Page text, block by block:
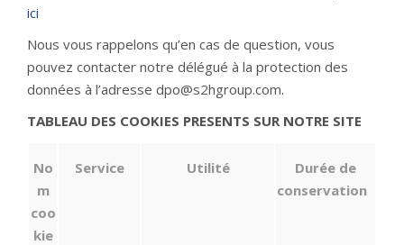
ici
Nous vous rappelons qu’en cas de question, vous
pouvez contacter notre délégué à la protection des
données à l’adresse dpo@s2hgroup.com.
TABLEAU DES COOKIES PRESENTS SUR NOTRE SITE
No
m
coo
kie
Service Utilité
Durée de
conservation